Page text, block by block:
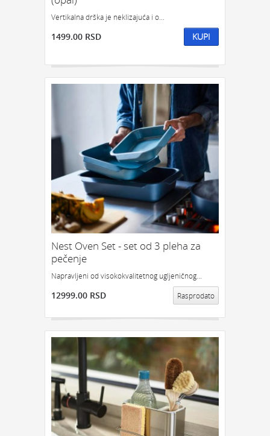
GEDŽETI LED IPHONE LED SVETLO
PRONAĐI
Vertikalna drška je neklizajuća i o...
1499.00 RSD KUPI
Nest Oven Set - set od 3 pleha za
pečenje
Napravljeni od visokokvalitetnog ugljeničnog...
12999.00 RSD Rasprodato